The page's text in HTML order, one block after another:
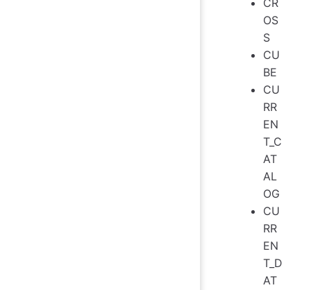
CR
OS
S
CU
BE
CU
RR
EN
T_C
AT
AL
OG
CU
RR
EN
T_D
AT